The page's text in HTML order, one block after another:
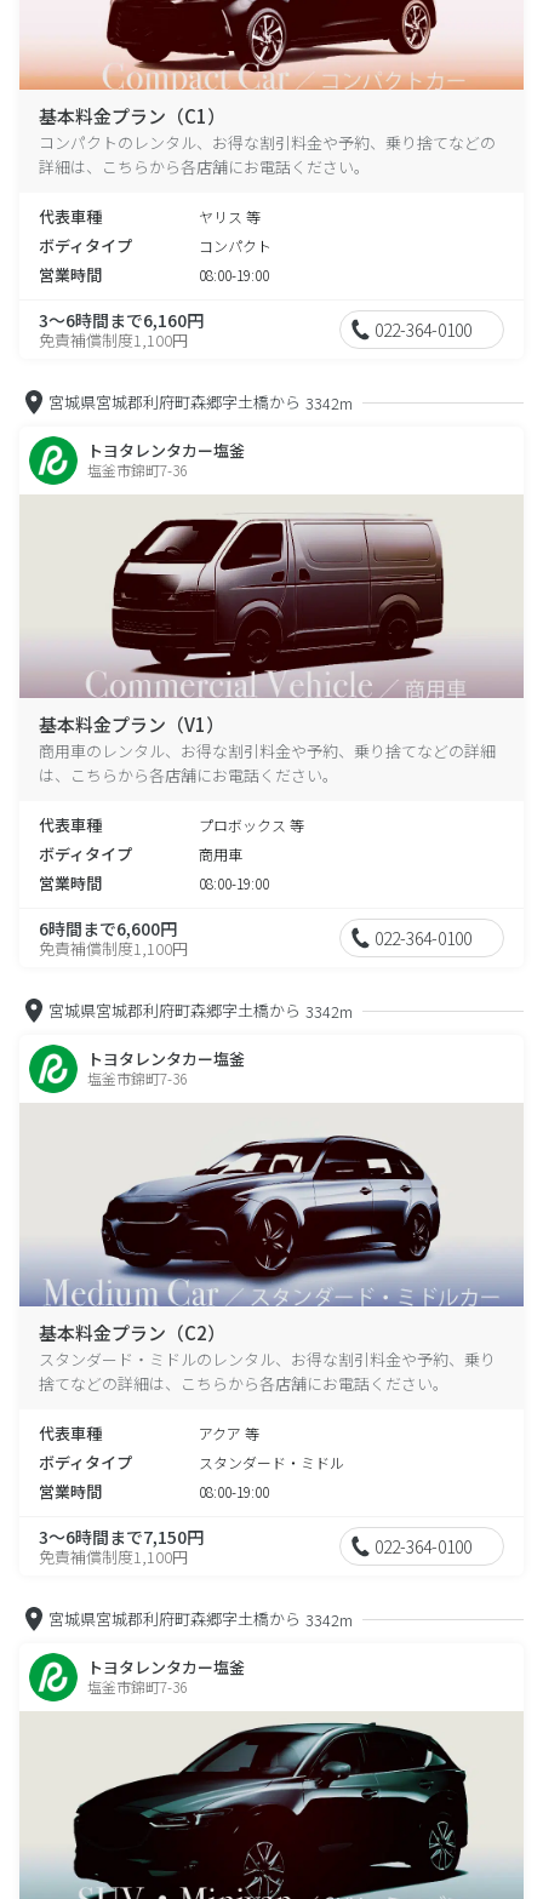
基本料金プラン（C1）
コンパクトのレンタル、お得な割引料金や予約、乗り捨てなどの
詳細は、こちらから各店舗にお電話ください。
代表車種 ヤリス 等
ボディタイプ コンパクト
営業時間 08:00-19:00
3～6時間まで6,160円
免責補償制度1,100円 022-364-0100
宮城県宮城郡利府町森郷字土橋から 3342m
トヨタレンタカー塩釜
塩釜市錦町7-36
基本料金プラン（V1）
商用車のレンタル、お得な割引料金や予約、乗り捨てなどの詳細
は、こちらから各店舗にお電話ください。
代表車種 プロボックス 等
ボディタイプ 商用車
営業時間 08:00-19:00
6時間まで6,600円
免責補償制度1,100円 022-364-0100
宮城県宮城郡利府町森郷字土橋から 3342m
トヨタレンタカー塩釜
塩釜市錦町7-36
基本料金プラン（C2）
スタンダード・ミドルのレンタル、お得な割引料金や予約、乗り
捨てなどの詳細は、こちらから各店舗にお電話ください。
代表車種 アクア 等
ボディタイプ スタンダード・ミドル
営業時間 08:00-19:00
3～6時間まで7,150円
免責補償制度1,100円 022-364-0100
宮城県宮城郡利府町森郷字土橋から 3342m
トヨタレンタカー塩釜
塩釜市錦町7-36